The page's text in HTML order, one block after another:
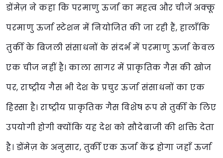
डोंमेज़ ने कहा कि परमाणु ऊर्जा का महत्व और चीजें अक्कू
परमाणु ऊर्जा स्टेशन में नियोजित की जा रही हैं, हालाँकि
तुर्की के बिजली संसाधनों के संदर्भ में परमाणु ऊर्जा केवल
एक चीज नहीं है। काला सागर में प्राकृतिक गैस की खोज
पर, राष्ट्रीय गैस भी देश के प्रचुर ऊर्जा संसाधनों का एक
हिस्सा है। राष्ट्रीय प्राकृतिक गैस विशेष रूप से तुर्की के लिए
उपयोगी होगी क्योंकि यह देश को सौदेबाजी की शक्ति देता
है। डोंमेज़ के अनुसार, तुर्की एक ऊर्जा केंद्र होगा जहाँ ऊर्जा